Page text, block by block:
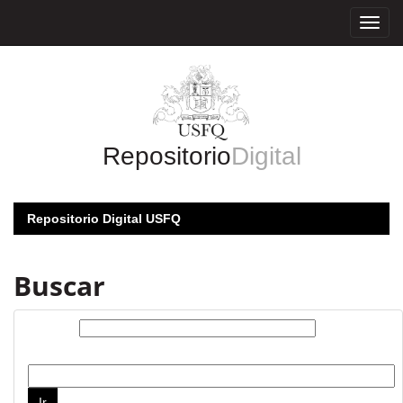
RepositorioDigital
Repositorio Digital USFQ
Buscar